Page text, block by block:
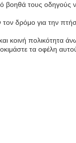
βοηθά τους οδηγούς
δρόμο για την
κοινή πολικότητα
τα οφέλη